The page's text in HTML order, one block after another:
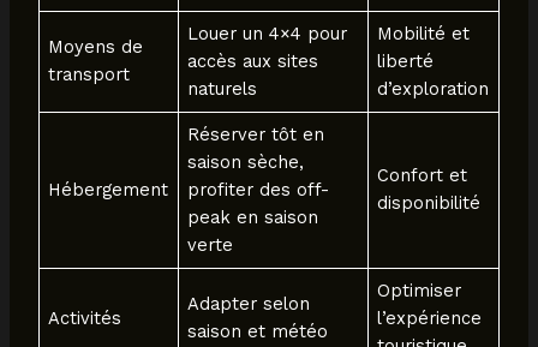
Moyens de
transport
Louer un 4×4 pour
accès aux sites
naturels
Mobilité et
liberté
d’exploration
Hébergement
Réserver tôt en
saison sèche,
profiter des off-
peak en saison
verte
Confort et
disponibilité
Activités
Adapter selon
saison et météo
Optimiser
l’expérience